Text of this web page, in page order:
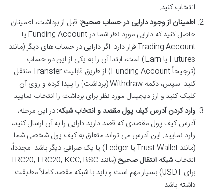
انتخاب کنید.
اطمینان از وجود دارایی در حساب صحیح: قبل از برداشت، اطمینان
حاصل کنید که دارایی مورد نظر شما در Funding Account یا
Trading Account قرار دارد. اگر دارایی در حساب های دیگر (مانند
Futures یا Earn) است، ابتدا آن را به یکی از این دو حساب
(ترجیحاً Funding Account) از طریق قابلیت Transfer منتقل
کنید. سپس، دکمه Withdraw (برداشت) را پیدا کرده و روی آن
کلیک کنید و ارز دیجیتال مورد نظر برای برداشت را انتخاب نمایید.
وارد کردن آدرس کیف پول مقصد و انتخاب شبکه: در این مرحله،
آدرس کیف پول مقصدی که قصد دارید دارایی را به آن ارسال کنید،
وارد نمایید. این آدرس می تواند متعلق به کیف پول شخصی شما
(مانند Trust Wallet یا Ledger) یا یک صرافی دیگر باشد. مجدداً،
انتخابشبکه انتقال صحیح
(مانند TRC20, ERC20, KCC, BSC
برای USDT) بسیار مهم است و باید با شبکه مقصد کاملاً مطابقت
داشته باشد.